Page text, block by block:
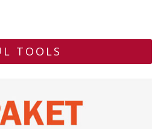
TOOLS